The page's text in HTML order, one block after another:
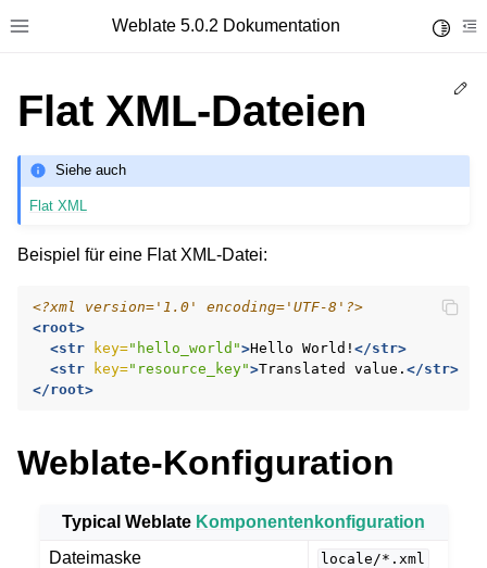
Toggle site navigation sidebar
Weblate 5.0.2 Dokumentation
Flat XML-Dateien
Siehe auch
Flat XML
Beispiel für eine Flat XML-Datei:
<?xml version='1.0' encoding='UTF-8'?>
<root>
<str
key="hello_world">Hello World! </str>
<str
key="resource_key">Translated value. </str>
</root>
Weblate-Konfiguration
Typical Weblate Komponentenkonfiguration
Dateimaske
locale/*.xml